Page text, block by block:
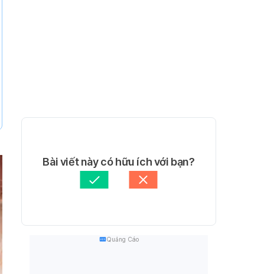
Bài viết này có hữu ích với bạn?
Quảng Cáo